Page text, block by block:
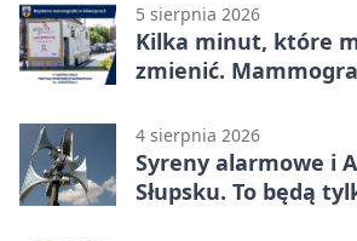
5 sierpnia 2026
Kilka minut, które
zmienić.
4 sierpnia 2026
Syreny alarmowe i
Słupsku. To będą